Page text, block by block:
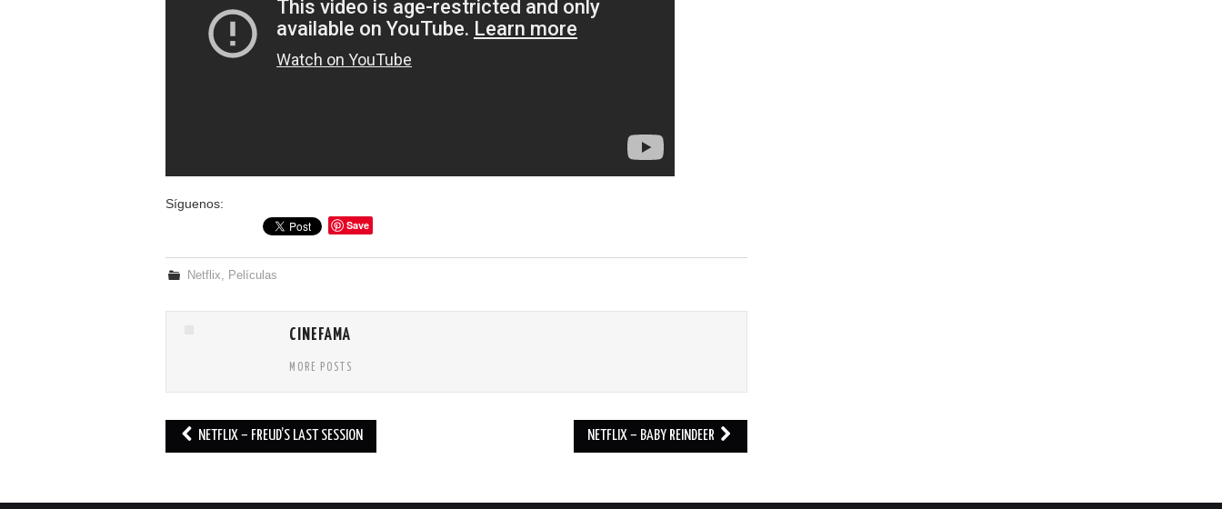
Síguenos:
Save
Netflix Películas
CINEFAMA
MORE POSTS
NETFLIX – FREUD’S LAST SESSION NETFLIX – BABY REINDEER